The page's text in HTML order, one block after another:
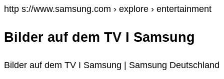
http s://www.samsung.com › explore › entertainment
Bilder auf dem TV I Samsung
Bilder auf dem TV I Samsung | Samsung Deutschland